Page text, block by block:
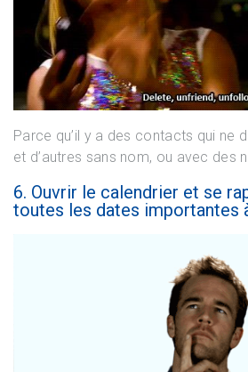
Parce qu’il y a des contacts qui ne
et d’autres sans nom, ou avec des
6. Ouvrir le calendrier et se
toutes les dates importantes